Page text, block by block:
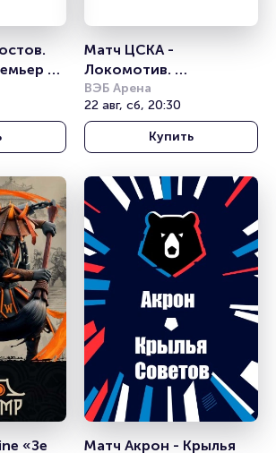
Матч ЦСКА -
Локомотив.
Российская Премьер
Лига
ВЭБ Арена
22 авг, сб, 20:30
Купить
«Зе
Матч Акрон - Крылья